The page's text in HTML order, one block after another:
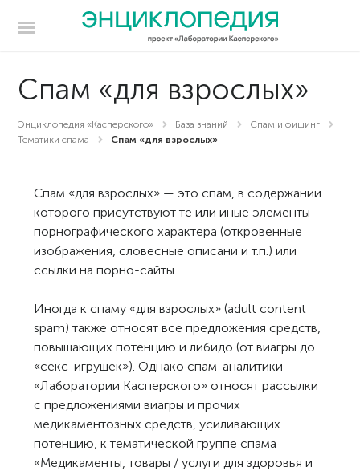
Спам «для взрослых»
Энциклопедия «Касперского» База знаний
Спам и фишинг
Тематики спама
Спам «для взрослых»
Спам «для взрослых» — это спам, в содержании
которого присутствуют те или иные элементы
порнографического характера (откровенные
изображения, словесные описани и т.п.) или
ссылки на порно-сайты.
Иногда к спаму «для взрослых» (adult content
spam) также относят все предложения средств,
повышающих потенцию и либидо (от виагры до
«секс-игрушек»). Однако спам-аналитики
«Лаборатории Касперского» относят рассылки
с предложениями виагры и прочих
медикаментозных средств, усиливающих
потенцию, к тематической группе спама
«Медикаменты, товары / услуги для здоровья и